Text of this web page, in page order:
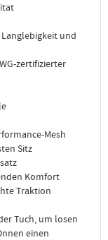
und
zertifizierter
Mesh
Sitz
Komfort
Traktion
Tuch, um losen
einen